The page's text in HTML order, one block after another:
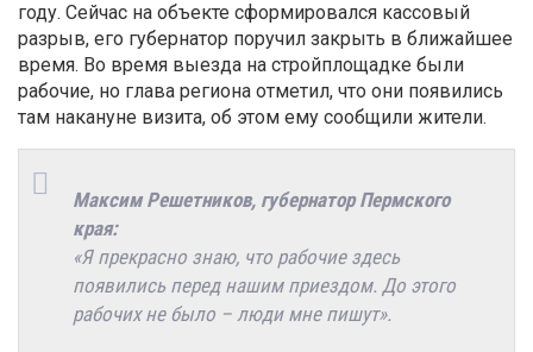
году. Сейчас на объекте сформировался кассовый
разрыв, его губернатор поручил закрыть в ближайшее
время. Во время выезда на стройплощадке были
рабочие, но глава региона отметил, что они появились
там накануне визита, об этом ему сообщили жители.
Максим Решетников, губернатор Пермского
края:
«Я прекрасно знаю, что рабочие здесь
появились перед нашим приездом. До этого
рабочих не было – люди мне пишут».